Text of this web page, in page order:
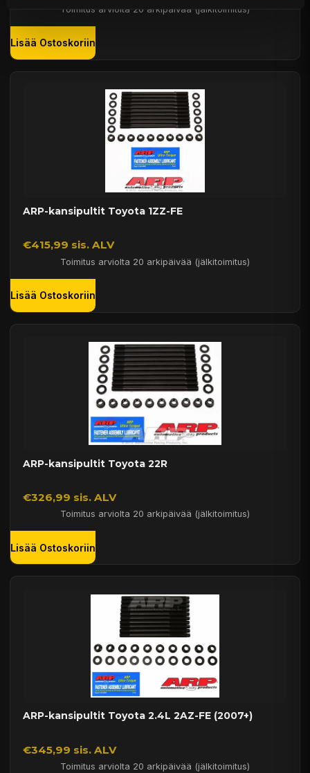
Toimitus arviolta 20 arkipäivää (jälkitoimitus)
Lisää Ostoskoriin
ARP-kansipultit Toyota 1ZZ-FE
€415,99 sis. ALV
Toimitus arviolta 20 arkipäivää (jälkitoimitus)
Lisää Ostoskoriin
ARP-kansipultit Toyota 22R
€326,99 sis. ALV
Toimitus arviolta 20 arkipäivää (jälkitoimitus)
Lisää Ostoskoriin
ARP-kansipultit Toyota 2.4L 2AZ-FE (2007+)
€345,99 sis. ALV
Toimitus arviolta 20 arkipäivää (jälkitoimitus)